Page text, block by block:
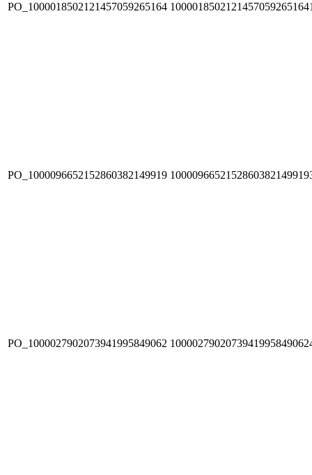
PO_1000018502121457059265164
PO_1000096652152860382149919
PO_1000027902073941995849062